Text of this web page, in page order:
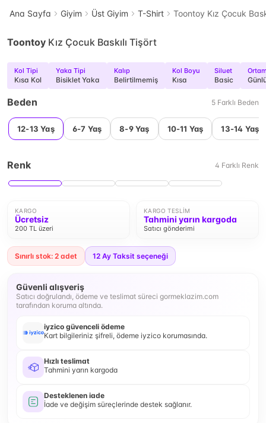
Ana Sayfa Giyim Üst Giyim T-Shirt Toontoy Kız Çocuk
Toontoy Kız Çocuk Baskılı Tişört
Kol Tipi
Kısa Kol
Yaka Tipi
Bisiklet Yaka
Kalıp
Belirtilmemiş
Kol Boyu
Kısa
Siluet
Basic
Beden 5 Farklı Beden
12-13 Yaş 6-7 Yaş 8-9 Yaş 10-11 Yaş 13-14 Yaş
Renk 4 Farklı Renk
KARGO
Ücretsiz
200 TL üzeri
KARGO TESLIM
Tahmini yarın kargoda
Satıcı gönderimi
Sınırlı stok: 2 adet 12 Ay Taksit seçeneği
Güvenli alışveriş
Satıcı doğrulandı, ödeme ve teslimat süreci gormeklazim.com
tarafından koruma altında.
iyzico güvenceli ödeme
Kart bilgileriniz şifreli, ödeme iyzico korumasında.
Hızlı teslimat
Tahmini yarın kargoda
Desteklenen iade
İade ve değişim süreçlerinde destek sağlanır.